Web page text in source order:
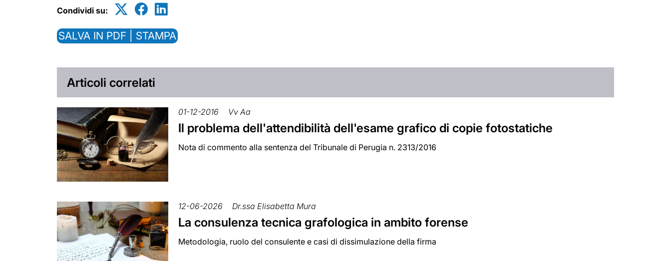
Condividi su:
SALVA IN PDF | STAMPA
Articoli correlati
01-12-2016 Vv Aa
Il problema dell'attendibilità dell'esame grafico di copie fotostatiche
Nota di commento alla sentenza del Tribunale di Perugia n. 2313/2016
12-06-2026 Dr.ssa Elisabetta Mura
La consulenza tecnica grafologica in ambito forense
Metodologia, ruolo del consulente e casi di dissimulazione della firma